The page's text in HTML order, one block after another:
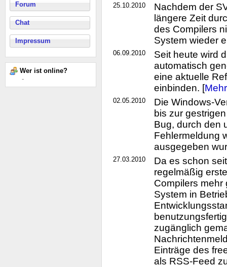
Forum
Chat
Impressum
Wer ist online?
-
25.10.2010
Nachdem der
längere Zeit
des Compilers
System wieder
06.09.2010
Seit heute wird
automatisch
eine aktuelle
einbinden. [
02.05.2010
Die Windows-
bis zur
Bug, durch den
Fehlermeldung
ausgegeben
27.03.2010
Da es schon
regelmäßig
Compilers mehr
System in
zugänglich
Einträge des
als RSS-Feed